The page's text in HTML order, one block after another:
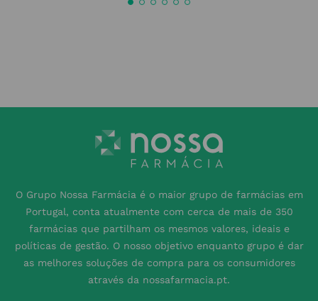
O Grupo Nossa Farmácia é o maior grupo de farmácias em
Portugal, conta atualmente com cerca de mais de 350
farmácias que partilham os mesmos valores, ideais e
políticas de gestão. O nosso objetivo enquanto grupo é dar
as melhores soluções de compra para os consumidores
através da nossafarmacia.pt.